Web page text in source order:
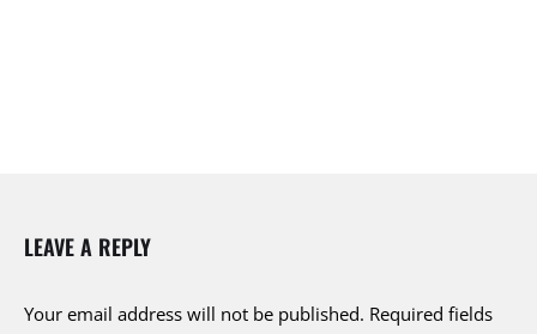
LEAVE A REPLY
Your email address will not be published. Required fields